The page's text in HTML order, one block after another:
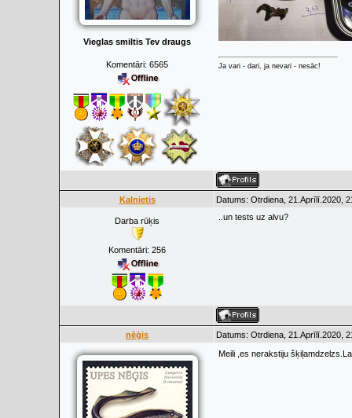
Vieglas smiltis Tev draugs
Komentāri: 6565 Ja vari - dari, ja nevari - nesāc!
Kalnietis Datums: Otrdiena, 21.Aprīlī.2020,
Darba rūķis
Komentāri: 256
..un tests uz alvu?
nēģis Datums: Otrdiena, 21.Aprīlī.2020,
Meili ,es nerakstiju